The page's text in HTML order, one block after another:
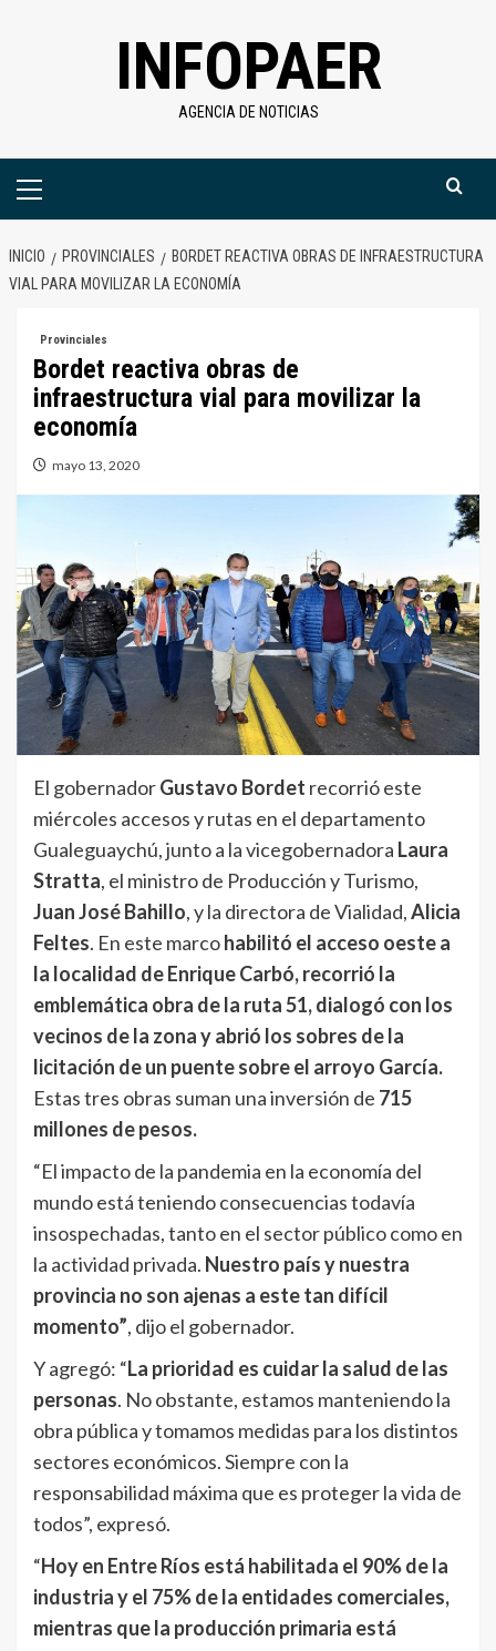
INFOPAER
AGENCIA DE NOTICIAS
Menú
INICIO PROVINCIALES
BORDET REACTIVA OBRAS DE INFRAESTRUCTURA
VIAL PARA MOVILIZAR LA ECONOMÍA
Provinciales
Bordet reactiva obras de
infraestructura vial para movilizar la
economía
mayo 13, 2020
El gobernadorGustavo Bordet recorrió este
miércoles accesos y rutas en el departamento
Gualeguaychú, junto a la vicegobernadora Laura
Stratta, el ministro de Producción y Turismo,
Juan José Bahillo, y la directora de Vialidad,Alicia
Feltes. En este marcohabilitó el acceso oeste a
la localidad de Enrique Carbó, recorrió la
emblemática obra de la ruta 51, dialogó con los
vecinos de la zona y abrió los sobres de la
licitación de un puente sobre el arroyo García.
Estas tres obras suman una inversión de 715
millones de pesos.
“El impacto de la pandemia en la economía del
mundo está teniendo consecuencias todavía
insospechadas, tanto en el sector público como en
la actividad privada. Nuestro país y nuestra
provincia no son ajenas a este tan difícil
momento”, dijo el gobernador.
Y agregó: “La prioridad es cuidar la salud de las
personas. No obstante, estamos manteniendo la
obra pública y tomamos medidas para los distintos
sectores económicos. Siempre con la
responsabilidad máxima que es proteger la vida de
todos”, expresó.
“Hoy en Entre Ríos está habilitada el 90% de la
industria y el 75% de la entidades comerciales,
mientras que la producción primaria está